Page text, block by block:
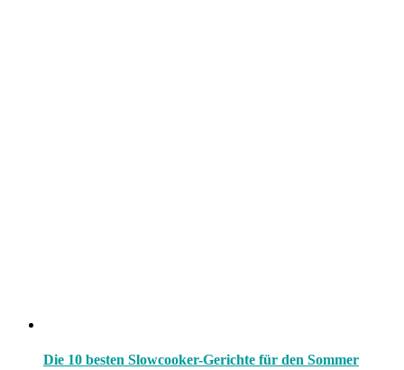
Die 10 besten Slowcooker-Gerichte für den Sommer